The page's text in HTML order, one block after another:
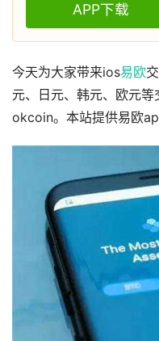
APP下载
今天为大家带来ios易欧
元、日元、韩元、欧元
okcoin。本站提供易欧